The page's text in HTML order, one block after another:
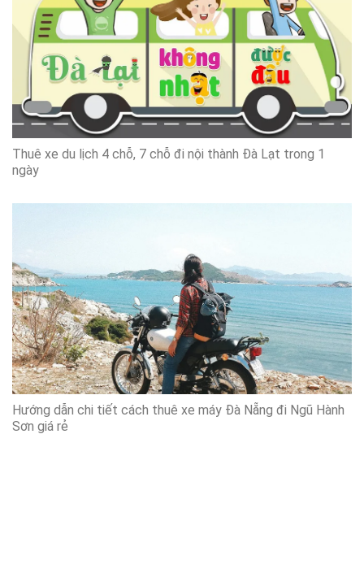
Thuê xe du lịch 4 chỗ, 7 chỗ đi nội thành Đà Lạt trong 1
ngày
Hướng dẫn chi tiết cách thuê xe máy Đà Nẵng đi Ngũ Hành
Sơn giá rẻ